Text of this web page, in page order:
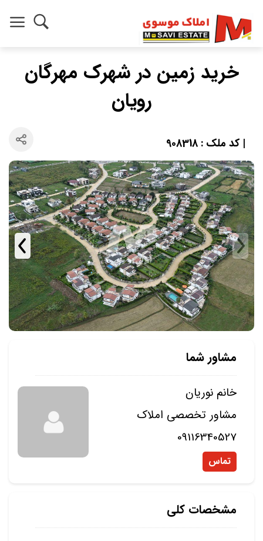
خرید زمین در شهرک مهرگان
رویان
| کد ملک : 908318
مشاور شما
خانم نوریان
مشاور تخصصی املاک
09116340527
تماس
مشخصات کلی